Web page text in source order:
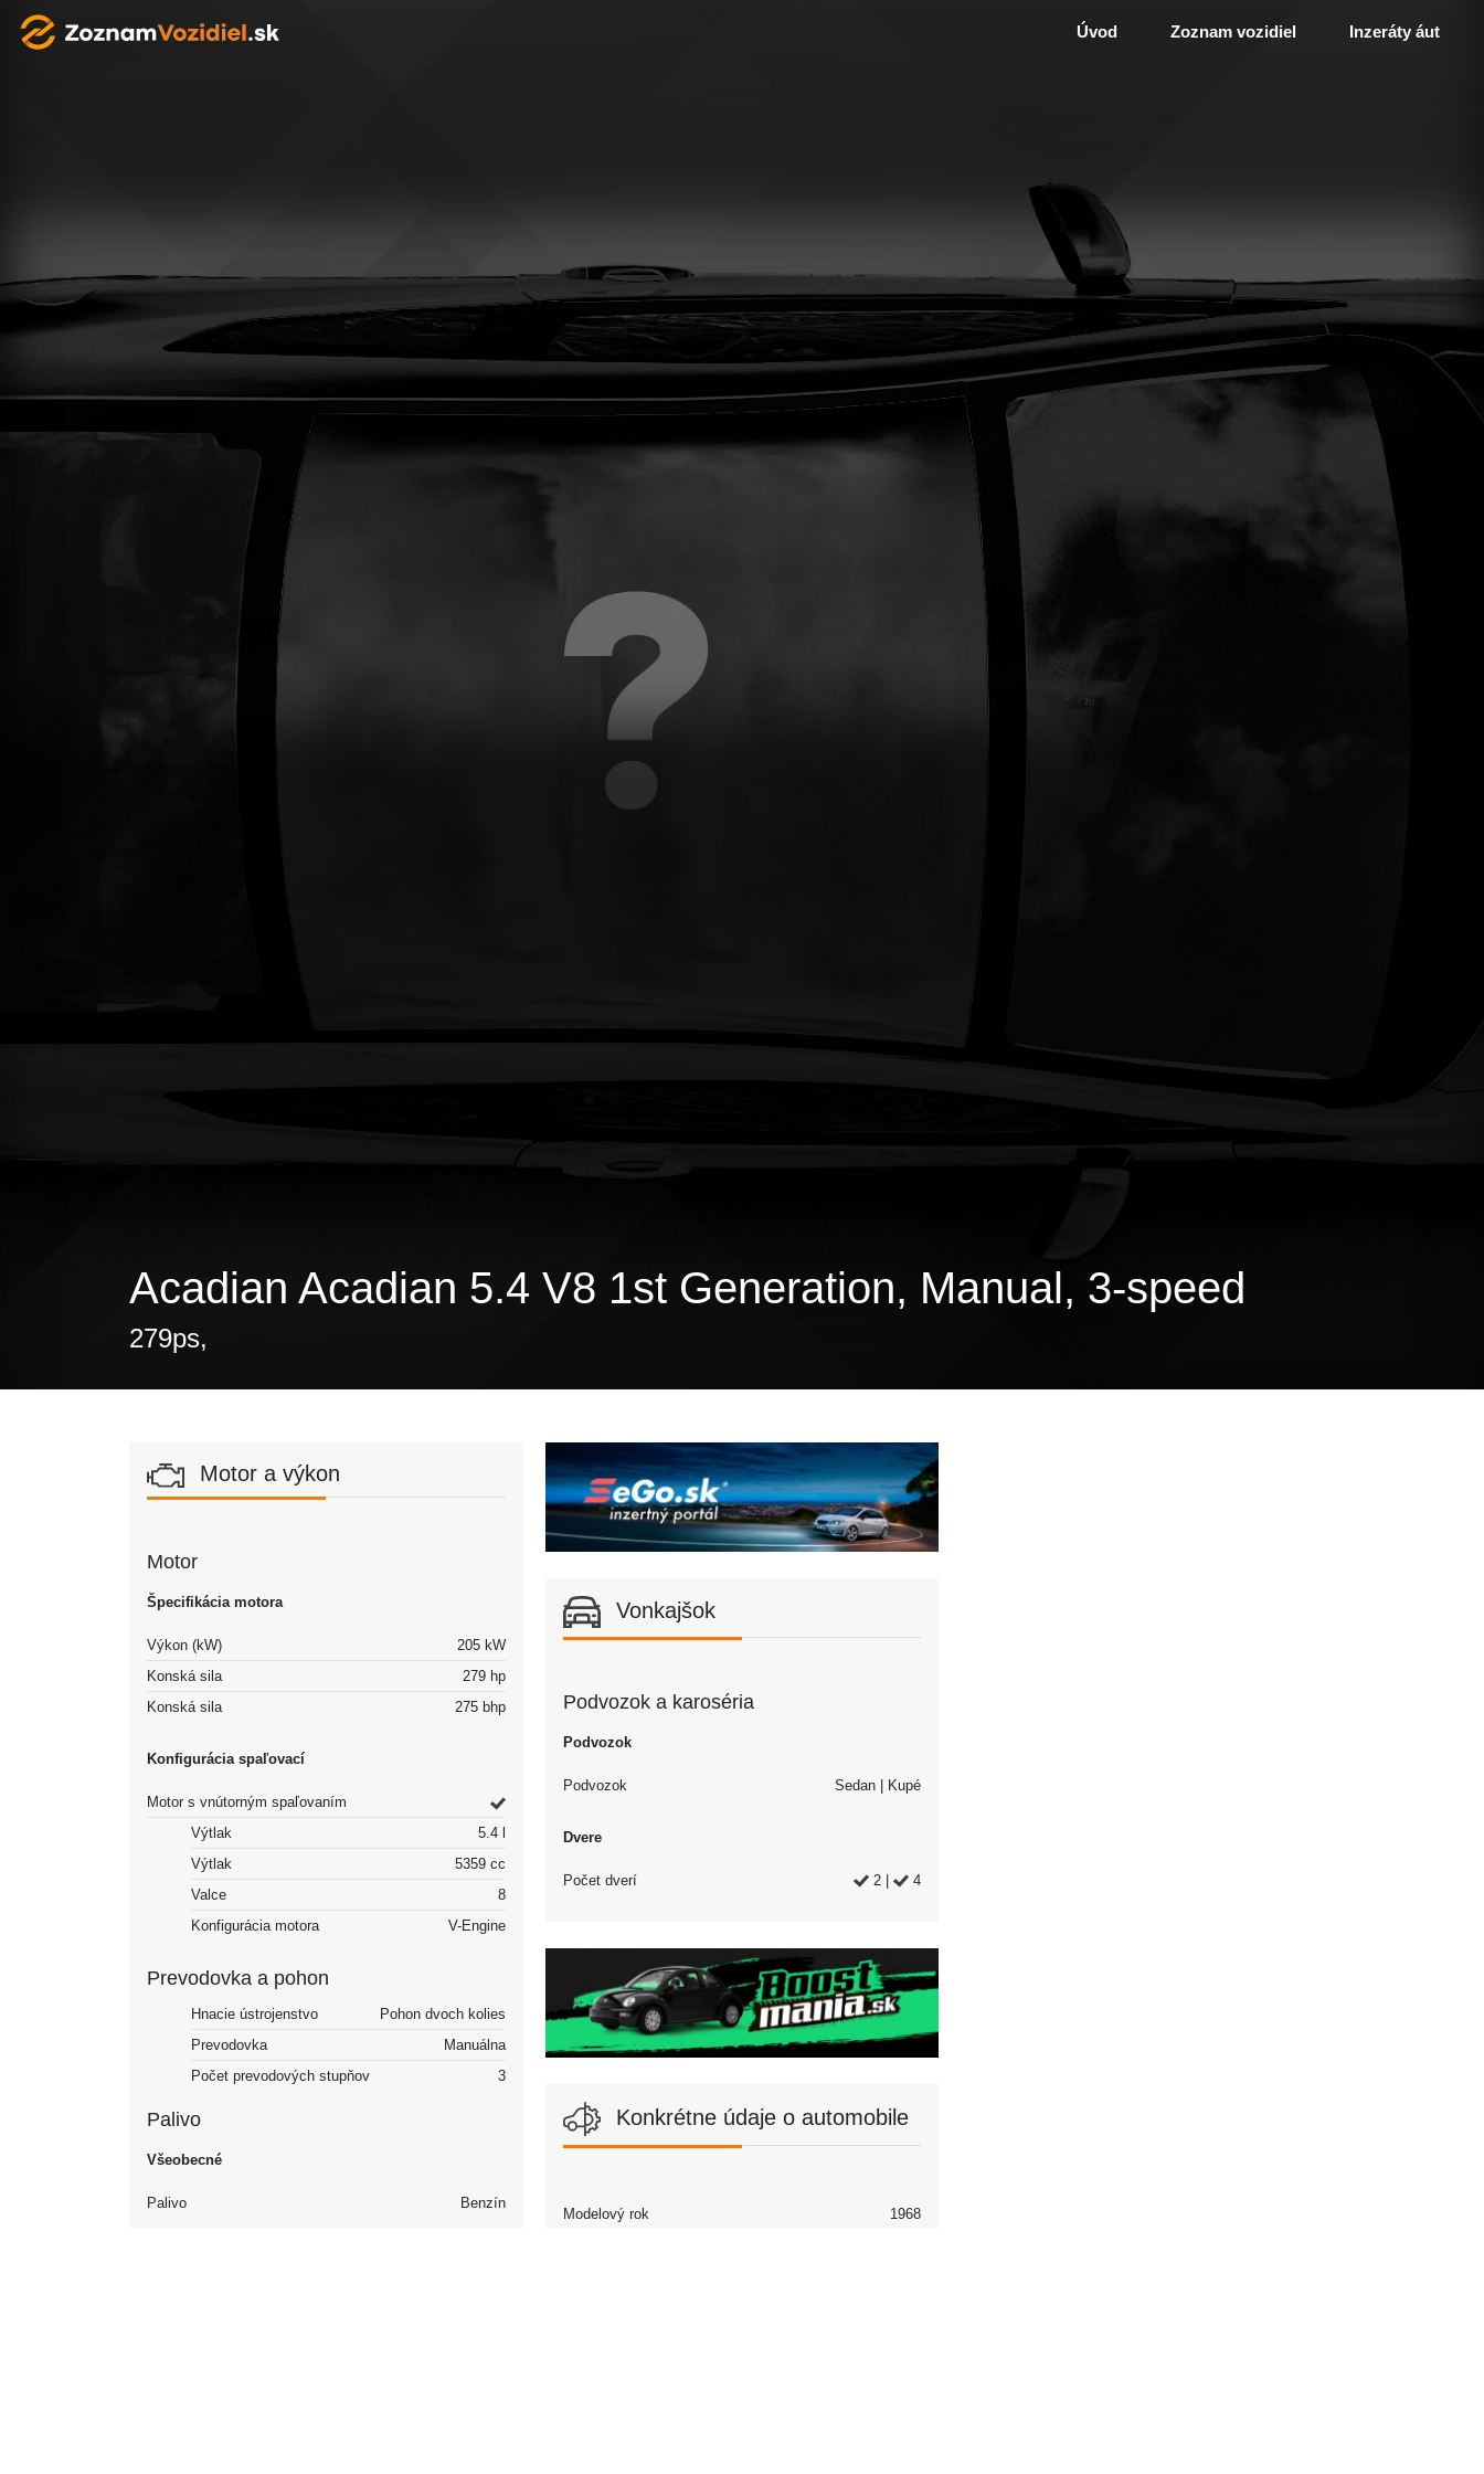
Úvod Zoznam vozidiel Inzeráty áut
Acadian Acadian 5.4 V8 1st Generation, Manual, 3-speed
279ps,
Motor a výkon
Motor
Špecifikácia motora
Výkon (kW)
205 kW
Konská sila
279 hp
Konská sila
275 bhp
Konfigurácia spaľovací
Motor s vnútorným spaľovaním
Výtlak
5.4 l
Výtlak
5359 cc
Valce
8
Konfigurácia motora
V-Engine
Prevodovka a pohon
Hnacie ústrojenstvo
Pohon dvoch kolies
Prevodovka
Manuálna
Počet prevodových stupňov
3
Palivo
Všeobecné
Palivo Benzín
Vonkajšok
Podvozok a karoséria
Podvozok
Podvozok Sedan | Kupé
Dvere
Počet dverí 2 | 4
Konkrétne údaje o automobile
Modelový rok 1968